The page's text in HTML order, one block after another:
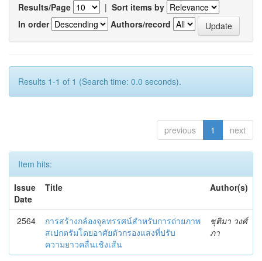
Results/Page | Sort items by
In order
Authors/record
Results 1-1 of 1 (Search time: 0.0 seconds).
previous 1 next
Item hits:
Issue
Date
Title Author(s)
2564
การสร้างกล้องจุลทรรศน์สำหรับการถ่ายภาพ
สเปกตรัมโดยอาศัยตัวกรองแสงที่ปรับ
ความยาวคลื่นเชิงเส้น
ชุติมา วงศ์
ภา